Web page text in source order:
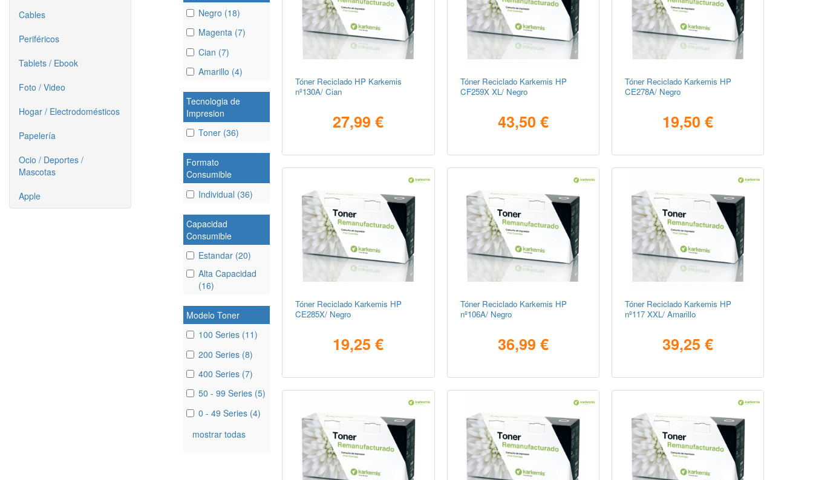
Cables
Periféricos
Tablets / Ebook
Foto / Video
Hogar / Electrodomésticos
Papelería
Ocio / Deportes /
Mascotas
Apple
Negro (18)
Magenta (7)
Cian (7)
Amarillo (4)
Tecnologia de
Impresion
Toner (36)
Formato
Consumible
Individual (36)
Capacidad
Consumible
Estandar (20)
Alta Capacidad
(16)
Modelo Toner
100 Series (11)
200 Series (8)
400 Series (7)
50 - 99 Series (5)
0 - 49 Series (4)
mostrar todas
Tóner Reciclado HP Karkemis
nº130A/ Cian
27,99 €
Tóner Reciclado Karkemis HP
CF259X XL/ Negro
43,50 €
Tóner Reciclado Karkemis HP
CE278A/ Negro
19,50 €
Tóner Reciclado Karkemis HP
CE285X/ Negro
19,25 €
Tóner Reciclado Karkemis HP
nº106A/ Negro
36,99 €
Tóner Reciclado Karkemis HP
nº117 XXL/ Amarillo
39,25 €